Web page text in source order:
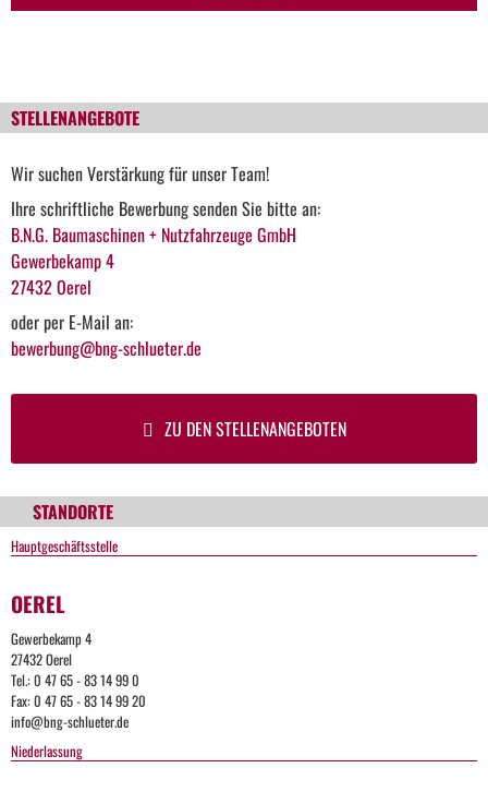
STELLENANGEBOTE
Wir suchen Verstärkung für unser Team!
Ihre schriftliche Bewerbung senden Sie bitte an:
B.N.G. Baumaschinen + Nutzfahrzeuge GmbH
Gewerbekamp 4
27432 Oerel
oder per E-Mail an:
bewerbung@bng-schlueter.de
ZU DEN STELLENANGEBOTEN
STANDORTE
Hauptgeschäftsstelle
OEREL
Gewerbekamp 4
27432 Oerel
Tel.: 0 47 65 - 83 14 99 0
Fax: 0 47 65 - 83 14 99 20
info@bng-schlueter.de
Niederlassung